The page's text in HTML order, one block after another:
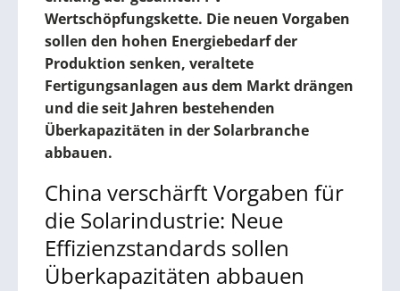
Wertschöpfungskette. Die neuen Vorgaben
sollen den hohen Energiebedarf der
Produktion senken, veraltete
Fertigungsanlagen aus dem Markt drängen
und die seit Jahren bestehenden
Überkapazitäten in der Solarbranche
abbauen.
China verschärft Vorgaben für
die Solarindustrie: Neue
Effizienzstandards sollen
Überkapazitäten abbauen